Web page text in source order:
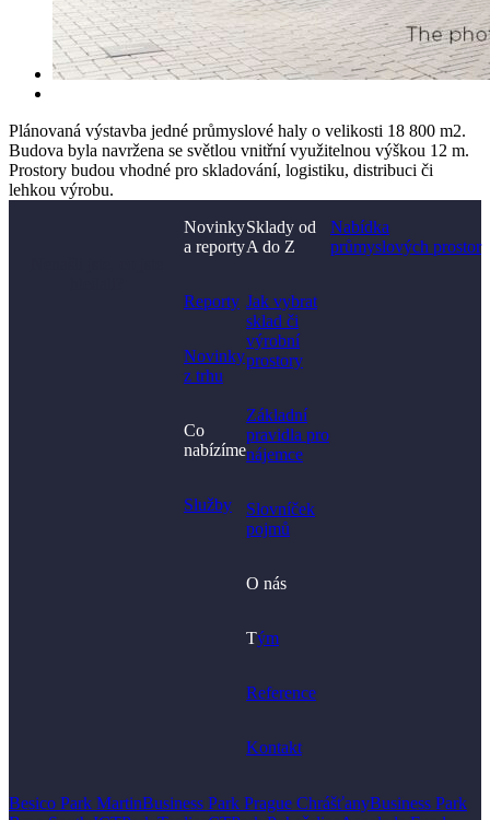
Plánovaná výstavba jedné průmyslové haly o velikosti 18 800 m2.
Budova byla navržena se světlou vnitřní využitelnou výškou 12 m.
Prostory budou vhodné pro skladování, logistiku, distribuci či
lehkou výrobu.
Novinky
a reporty
Reporty
Novinky
z trhu
Co
nabízíme
Služby
Sklady od
A do Z
Jak vybrat
sklad či
výrobní
prostory​
Základní
pravidla pro
nájemce
Slovníček
pojmů
O nás
Tým
Reference
Kontakt
Nabídka
průmyslových prostor
Besico Park MartinBusiness Park Prague ChrášťanyBusiness Park